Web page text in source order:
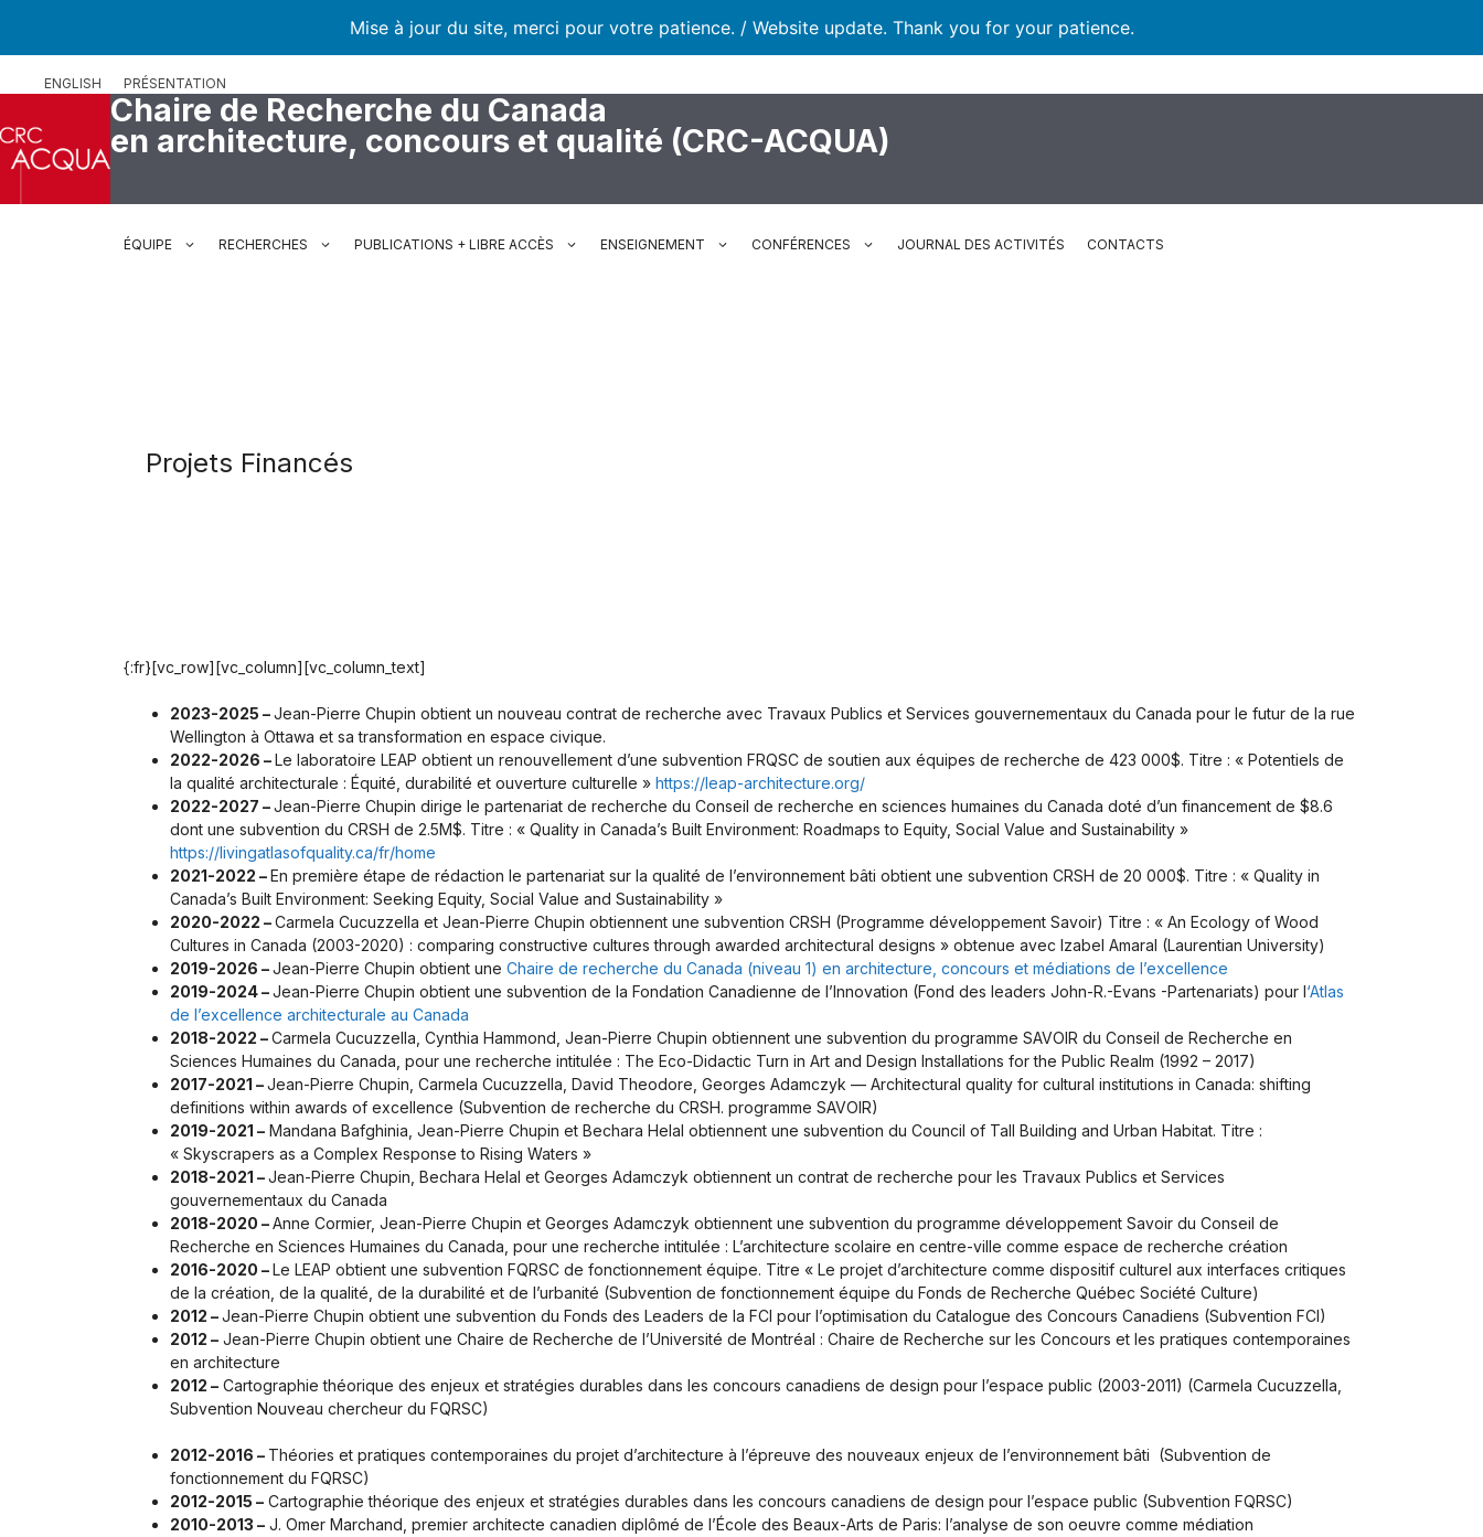
Mise à jour du site, merci pour votre patience. / Website update. Thank you for your patience.
ENGLISH PRÉSENTATION
Chaire de Recherche du Canada
en architecture, concours et qualité (CRC-ACQUA)
ÉQUIPE RECHERCHES PUBLICATIONS + LIBRE ACCÈS ENSEIGNEMENT CONFÉRENCES JOURNAL DES ACTIVITÉS CONTACTS
Projets Financés
{:fr}[vc_row][vc_column][vc_column_text]
2023-2025 –Jean-Pierre Chupin obtient un nouveau contrat de recherche avec Travaux Publics et Services gouvernementaux du Canada pour le futur de la rue
Wellington à Ottawa et sa transformation en espace civique.
2022-2026 –Le laboratoire LEAP obtient un renouvellement d’une subvention FRQSC de soutien aux équipes de recherche de 423 000$. Titre : « Potentiels de
la qualité architecturale : Équité, durabilité et ouverture culturelle » https://leap-architecture.org/
2022-2027 –Jean-Pierre Chupin dirige le partenariat de recherche du Conseil de recherche en sciences humaines du Canada doté d’un financement de $8.6
dont une subvention du CRSH de 2.5M$. Titre : « Quality in Canada’s Built Environment: Roadmaps to Equity, Social Value and Sustainability »
https://livingatlasofquality.ca/fr/home
2021-2022 –En première étape de rédaction le partenariat sur la qualité de l’environnement bâti obtient une subvention CRSH de 20 000$. Titre : « Quality in
Canada’s Built Environment: Seeking Equity, Social Value and Sustainability »
2020-2022 –Carmela Cucuzzella et Jean-Pierre Chupin obtiennent une subvention CRSH (Programme développement Savoir) Titre : « An Ecology of Wood
Cultures in Canada (2003-2020) : comparing constructive cultures through awarded architectural designs » obtenue avec Izabel Amaral (Laurentian University)
2019-2026 –Jean-Pierre Chupin obtient une Chaire de recherche du Canada (niveau 1) en architecture, concours et médiations de l’excellence
2019-2024 –Jean-Pierre Chupin obtient une subvention de la Fondation Canadienne de l’Innovation (Fond des leaders John-R.-Evans -Partenariats) pour l‘Atlas
de l’excellence architecturale au Canada
2018-2022 –Carmela Cucuzzella, Cynthia Hammond, Jean-Pierre Chupin obtiennent une subvention du programme SAVOIR du Conseil de Recherche en
Sciences Humaines du Canada, pour une recherche intitulée : The Eco-Didactic Turn in Art and Design Installations for the Public Realm (1992 – 2017)
2017-2021 –Jean-Pierre Chupin, Carmela Cucuzzella, David Theodore, Georges Adamczyk — Architectural quality for cultural institutions in Canada: shifting
definitions within awards of excellence (Subvention de recherche du CRSH. programme SAVOIR)
2019-2021 – Mandana Bafghinia, Jean-Pierre Chupin et Bechara Helal obtiennent une subvention du Council of Tall Building and Urban Habitat. Titre :
« Skyscrapers as a Complex Response to Rising Waters »
2018-2021 –Jean-Pierre Chupin, Bechara Helal et Georges Adamczyk obtiennent un contrat de recherche pour les Travaux Publics et Services
gouvernementaux du Canada
2018-2020 –Anne Cormier, Jean-Pierre Chupin et Georges Adamczyk obtiennent une subvention du programme développement Savoir du Conseil de
Recherche en Sciences Humaines du Canada, pour une recherche intitulée : L’architecture scolaire en centre-ville comme espace de recherche création
2016-2020 –Le LEAP obtient une subvention FQRSC de fonctionnement équipe. Titre « Le projet d’architecture comme dispositif culturel aux interfaces critiques
de la création, de la qualité, de la durabilité et de l’urbanité (Subvention de fonctionnement équipe du Fonds de Recherche Québec Société Culture)
2012 –Jean-Pierre Chupin obtient une subvention du Fonds des Leaders de la FCI pour l’optimisation du Catalogue des Concours Canadiens (Subvention FCI)
2012 – Jean-Pierre Chupin obtient une Chaire de Recherche de l’Université de Montréal : Chaire de Recherche sur les Concours et les pratiques contemporaines
en architecture
2012 – Cartographie théorique des enjeux et stratégies durables dans les concours canadiens de design pour l’espace public (2003-2011) (Carmela Cucuzzella,
Subvention Nouveau chercheur du FQRSC)
2012-2016 – Théories et pratiques contemporaines du projet d’architecture à l’épreuve des nouveaux enjeux de l’environnement bâti (Subvention de
fonctionnement du FQRSC)
2012-2015 – Cartographie théorique des enjeux et stratégies durables dans les concours canadiens de design pour l’espace public (Subvention FQRSC)
2010-2013 – J. Omer Marchand, premier architecte canadien diplômé de l’École des Beaux-Arts de Paris: l’analyse de son oeuvre comme médiation